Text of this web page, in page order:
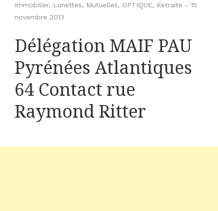
Immobilier, Lunettes, Mutuelles, OPTIQUE, Retraite - 15
novembre 2013
Délégation MAIF PAU
Pyrénées Atlantiques
64 Contact rue
Raymond Ritter